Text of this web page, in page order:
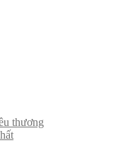
thương